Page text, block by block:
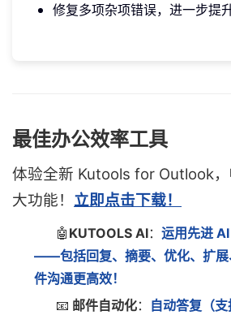
修复多项杂项错误，进一步提
最佳办公效率工具
体验全新 Kutools for Outlook
大功能！ 立即点击下载！
🤖 KUTOOLS AI：运用先进
——包括回复、摘要、优化、扩展
件沟通更高效！
📧 邮件自动化： 自动答复（支